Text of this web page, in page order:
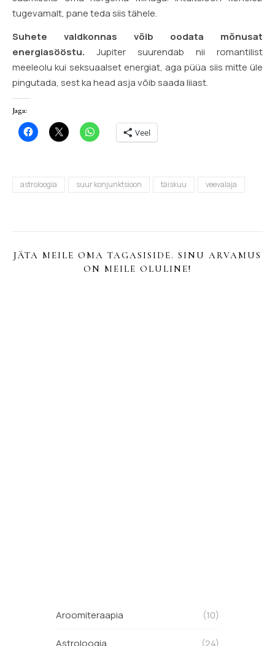
tugevamalt, pane teda siis tähele.
Suhete valdkonnas võib oodata mõnusat
energiasööstu. Jupiter suurendab nii romantilist
meeleolu kui seksuaalset energiat, aga püüa siis mitte üle
pingutada, sest ka head asja võib saada liiast.
Jaga:
Veel
astroloogia suur konjunktsioon täiskuu veevalaja
JÄTA MEILE OMA TAGASISIDE. SINU ARVAMUS
ON MEILE OLULINE!
Aroomiteraapia (10)
Astroloogia (24)